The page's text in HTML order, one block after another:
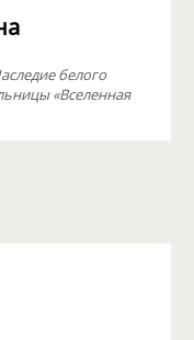
белого
«Вселенная